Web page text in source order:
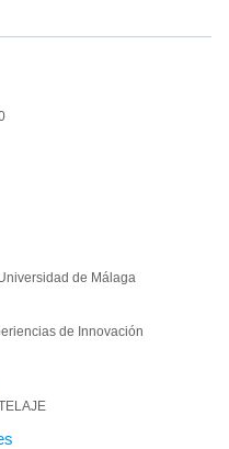
de Málaga
de Innovación